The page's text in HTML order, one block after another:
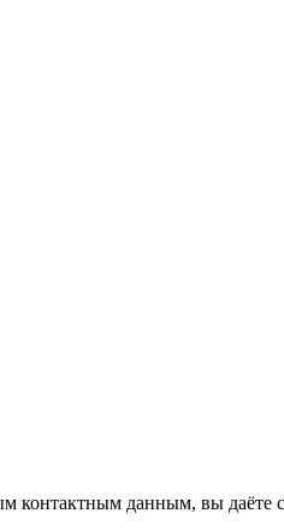
контактным данным, вы даёте